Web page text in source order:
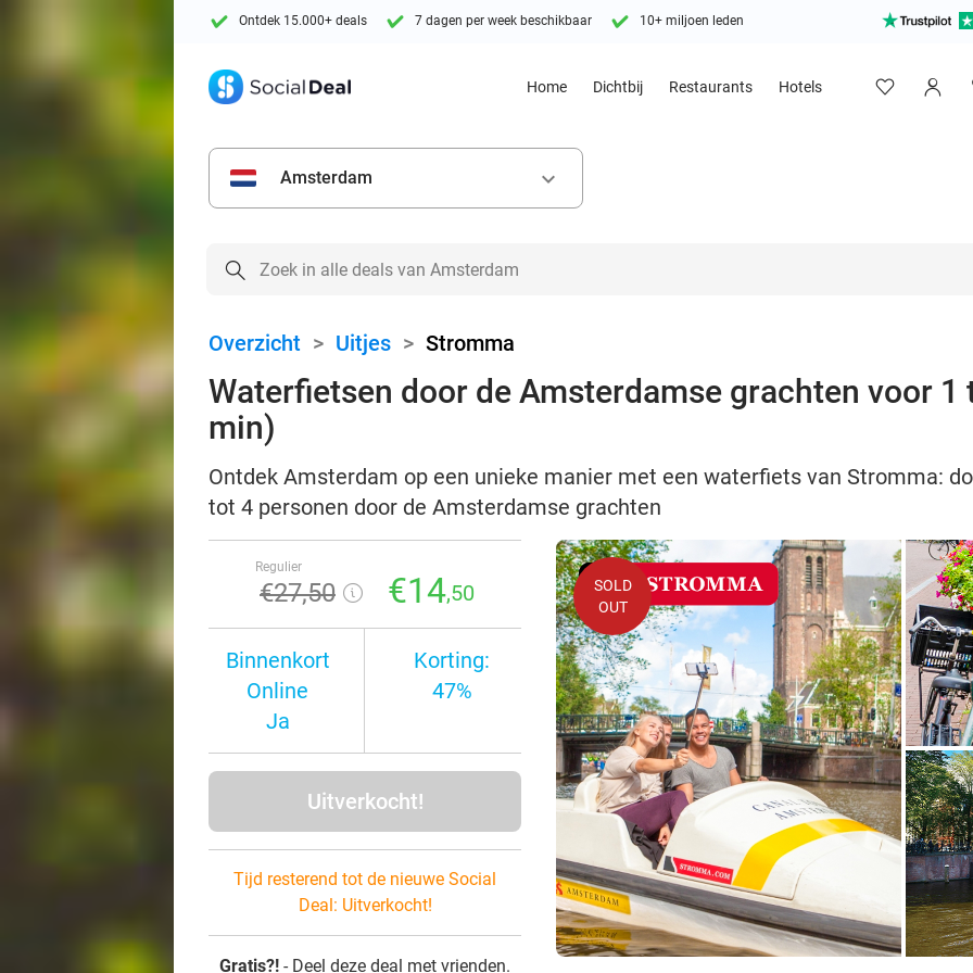
Ontdek 15.000+ deals 7 dagen per week beschikbaar 10+ miljoen leden
Home Dichtbij Restaurants Hotels
Amsterdam keyboard_arrow_down
Overzicht > Uitjes > Stromma
Waterfietsen door de Amsterdamse grachten voor 1
min)
Ontdek Amsterdam op een unieke manier met een waterfiets van Stromma:
tot 4 personen door de Amsterdamse grachten
Regulier
€27,50 €14,50
Binnenkort
Online
Ja
Korting:
47%
Uitverkocht!
Tijd resterend tot de nieuwe Social
Deal: Uitverkocht!
Gratis?! - Deel deze deal met vrienden.
SOLD
OUT